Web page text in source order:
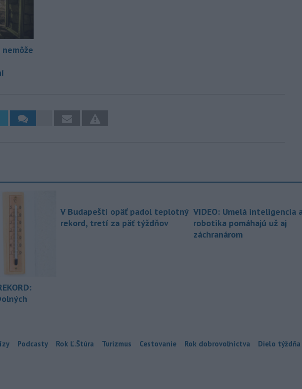
nemôže
V Budapešti opäť padol teplotný
rekord, tretí za päť týždňov
VIDEO: Umelá inteligencia
robotika pomáhajú už aj
záchranárom
Podcasty Rok Ľ.Štúra Turizmus Cestovanie Rok dobrovoľníctva Dielo týždňa